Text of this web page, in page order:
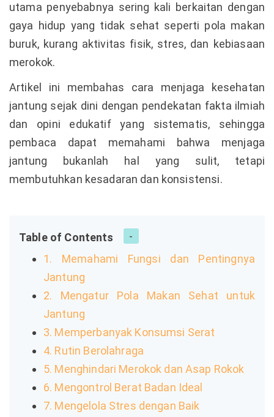
utama penyebabnya sering kali berkaitan dengan
gaya hidup yang tidak sehat seperti pola makan
buruk, kurang aktivitas fisik, stres, dan kebiasaan
merokok.
Artikel ini membahas cara menjaga kesehatan
jantung sejak dini dengan pendekatan fakta ilmiah
dan opini edukatif yang sistematis, sehingga
pembaca dapat memahami bahwa menjaga
jantung bukanlah hal yang sulit, tetapi
membutuhkan kesadaran dan konsistensi.
Table of Contents
1. Memahami Fungsi dan Pentingnya
Jantung
2. Mengatur Pola Makan Sehat untuk
Jantung
3. Memperbanyak Konsumsi Serat
4. Rutin Berolahraga
5. Menghindari Merokok dan Asap Rokok
6. Mengontrol Berat Badan Ideal
7. Mengelola Stres dengan Baik